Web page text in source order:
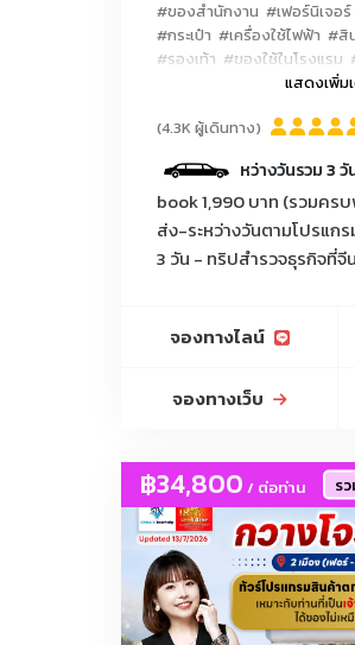
ของใช้สัตว์เลี้ยง/ชามอาห
เครื่องเขียน/ปากกาลูกลื่
เครื่องมือของใช้การเกษ
เฟอร์นิเจอร์จีน, เฟอร์นิเจ
โคมไฟจีน, โคมไฟหรู, โค
แบรนด์เนม งานก้อปปี้-เทียบ
#ของสำนักงาน #เฟอร์นิเจอร์
#กระเป๋า #เครื่องใช้ไฟฟ้า #สิ
#รองเท้า #ของใช้ในโรงแรม
#น้ำยาทาเล็บ
#อะไหล่ประดับยนต์ #อุปกรณ์เ
#ชุดชั้นในชายหญิงและเด็ก #
#โซล่าเซลล์ #โทรศัพท์มือถือ
#อุปกรณ์แคมปิ้ง
#อุปกรณ์แต่งร้าน-ราวแขวน-
เสื้อผ้า-แพคเกจจิ้ง-ถุง
แสดงเพิ่ม
(4.3K ผู้เดินทาง)
มีคนขับรถรับ-ส่ง ระหว่างวันรวม 3 วัน (ตามร
book 1,990 บาท (รวมคร
ส่ง-ระหว่างวันตามโปรแก
3 วัน - ทริปสำรวจธุรกิจที่จีน
จองทางไลน์
จองทางเว็บ
฿34,800 / ต่อท่าน ร